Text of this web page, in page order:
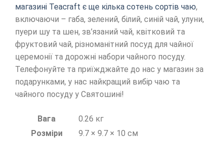
магазині Teacraft є ще кілька сотень сортів чаю,
включаючи – габа, зелений, білий, синій чай, улуни,
пуери шу та шен, зв’язаний чай, квітковий та
фруктовий чай, різноманітний посуд для чайної
церемонії та дорожні набори чайного посуду.
Телефонуйте та приїжджайте до нас у магазин за
подарунками, у нас найкращий вибір чаю та
чайного посуду у Святошині!
Вага
0.26 кг
Розміри
9.7 × 9.7 × 10 см